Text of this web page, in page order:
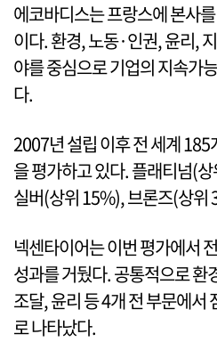
에코바디스는 프랑스에 본사
이다. 환경, 노동·인권, 윤리,
야를 중심으로 기업의 지속가
다.
2007년 설립 이후 전 세계
을 평가하고 있다. 플래티넘(
실버(상위 15%), 브론즈(상위
넥센타이어는 이번 평가에서
성과를 거뒀다. 공통적으로
조달, 윤리 등 4개 전 부문에서
로 나타났다.